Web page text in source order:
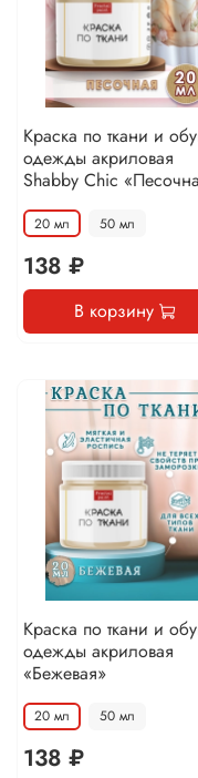
Краска по ткани и
одежды акриловая
Shabby Chic
20 мл 50 мл
138 ₽
В корзину
Краска по ткани и
одежды акриловая
«Бежевая»
20 мл 50 мл
138 ₽